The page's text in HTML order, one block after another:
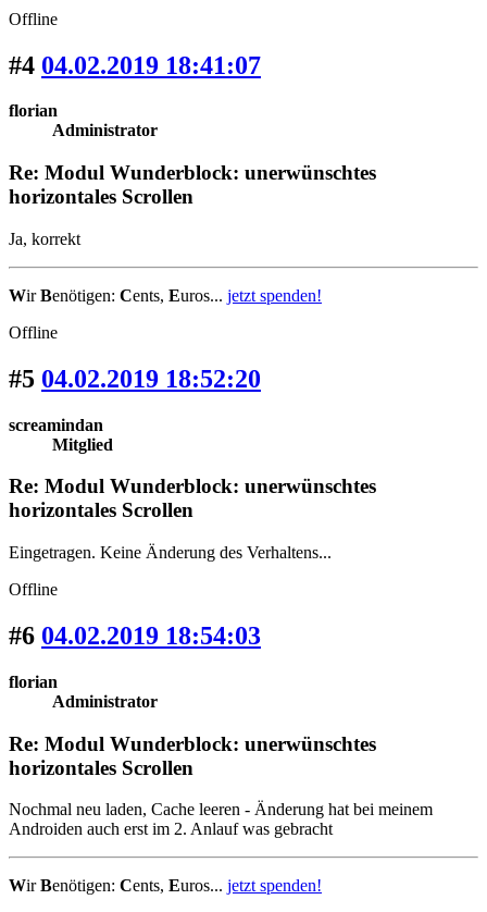
Offline
#4 04.02.2019 18:41:07
florian
Administrator
Re: Modul Wunderblock: unerwünschtes
horizontales Scrollen
Ja, korrekt
WirBenötigen: Cents, Euros... jetzt spenden!
Offline
#5 04.02.2019 18:52:20
screamindan
Mitglied
Re: Modul Wunderblock: unerwünschtes
horizontales Scrollen
Eingetragen. Keine Änderung des Verhaltens...
Offline
#6 04.02.2019 18:54:03
florian
Administrator
Re: Modul Wunderblock: unerwünschtes
horizontales Scrollen
Nochmal neu laden, Cache leeren - Änderung hat bei meinem
Androiden auch erst im 2. Anlauf was gebracht
WirBenötigen: Cents, Euros... jetzt spenden!